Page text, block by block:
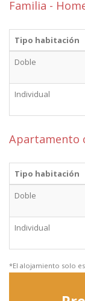
Familia -
Tipo habitación
Doble
Individual
Apartamento
Tipo habitación
Doble
Individual
*El alojamiento solo